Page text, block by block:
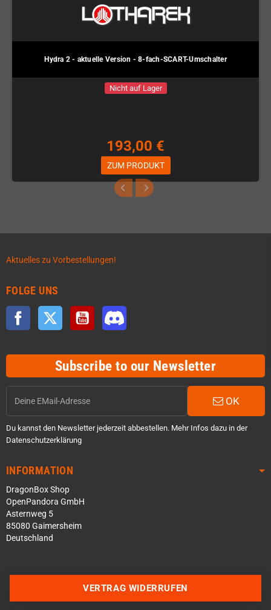
Hydra 2 - aktuelle Version - 8-fach-SCART-Umschalter
Nicht auf Lager
193,00 €
ZUM PRODUKT
Aktuelles zu Vorbestellungen!
FOLGE UNS
Facebook Twitter YouTube
Subscribe to our Newsletter
OK
Du kannst den Newsletter jederzeit abbestellen. Mehr Infos dazu in der
Datenschutzerklärung
INFORMATION
DragonBox Shop
OpenPandora GmbH
Asternweg 5
85080 Gaimersheim
Deutschland
Über WhatsApp schreiben
VERTRAG WIDERRUFEN